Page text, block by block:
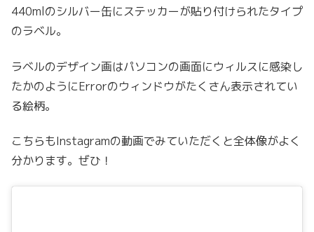
440mlのシルバー缶にステッカーが貼り付けられたタイプ
のラベル。
ラベルのデザイン画はパソコンの画面にウィルスに感染し
たかのようにErrorのウィンドウがたくさん表示されてい
る絵柄。
こちらもInstagramの動画でみていただくと全体像がよく
分かります。ぜひ！